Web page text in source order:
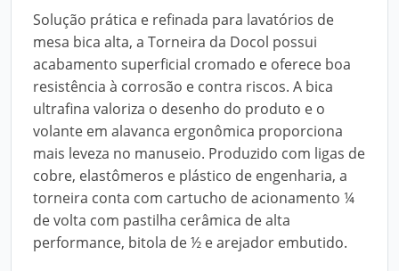
Solução prática e refinada para lavatórios de
mesa bica alta, a Torneira da Docol possui
acabamento superficial cromado e oferece boa
resistência à corrosão e contra riscos. A bica
ultrafina valoriza o desenho do produto e o
volante em alavanca ergonômica proporciona
mais leveza no manuseio. Produzido com ligas de
cobre, elastômeros e plástico de engenharia, a
torneira conta com cartucho de acionamento ¼
de volta com pastilha cerâmica de alta
performance, bitola de ½ e arejador embutido.